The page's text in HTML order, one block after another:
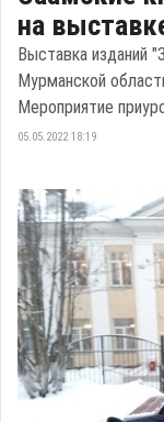
на
Выставка изданий
Мурманской
Мероприятие
05.05.2022 18:19